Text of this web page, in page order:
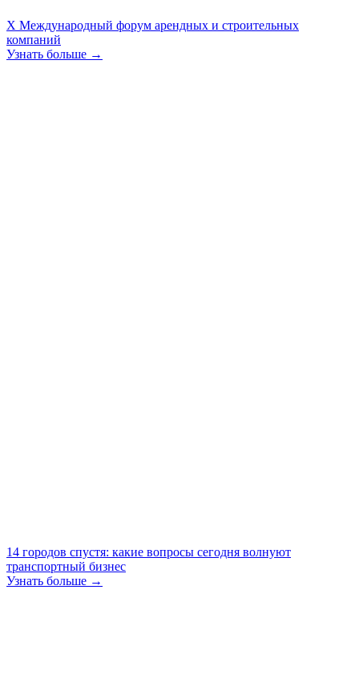
X Международный форум арендных и строительных
компаний
Узнать больше →
14 городов спустя: какие вопросы сегодня волнуют
транспортный бизнес
Узнать больше →